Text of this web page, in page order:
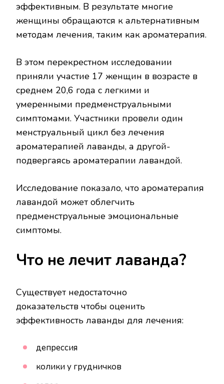
эффективным. В результате многие
женщины обращаются к альтернативным
методам лечения, таким как ароматерапия.
В этом перекрестном исследовании
приняли участие 17 женщин в возрасте в
среднем 20,6 года с легкими и
умеренными предменструальными
симптомами. Участники провели один
менструальный цикл без лечения
ароматерапией лаванды, а другой-
подвергаясь ароматерапии лавандой.
Исследование показало, что ароматерапия
лавандой может облегчить
предменструальные эмоциональные
симптомы.
Что не лечит лаванда?
Существует недостаточно
доказательств чтобы оценить
эффективность лаванды для лечения:
депрессия
колики у грудничков